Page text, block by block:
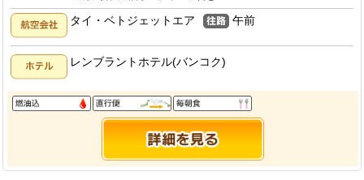
タイ・ベトジェットエア 午前
レンブラントホテル(バンコク)